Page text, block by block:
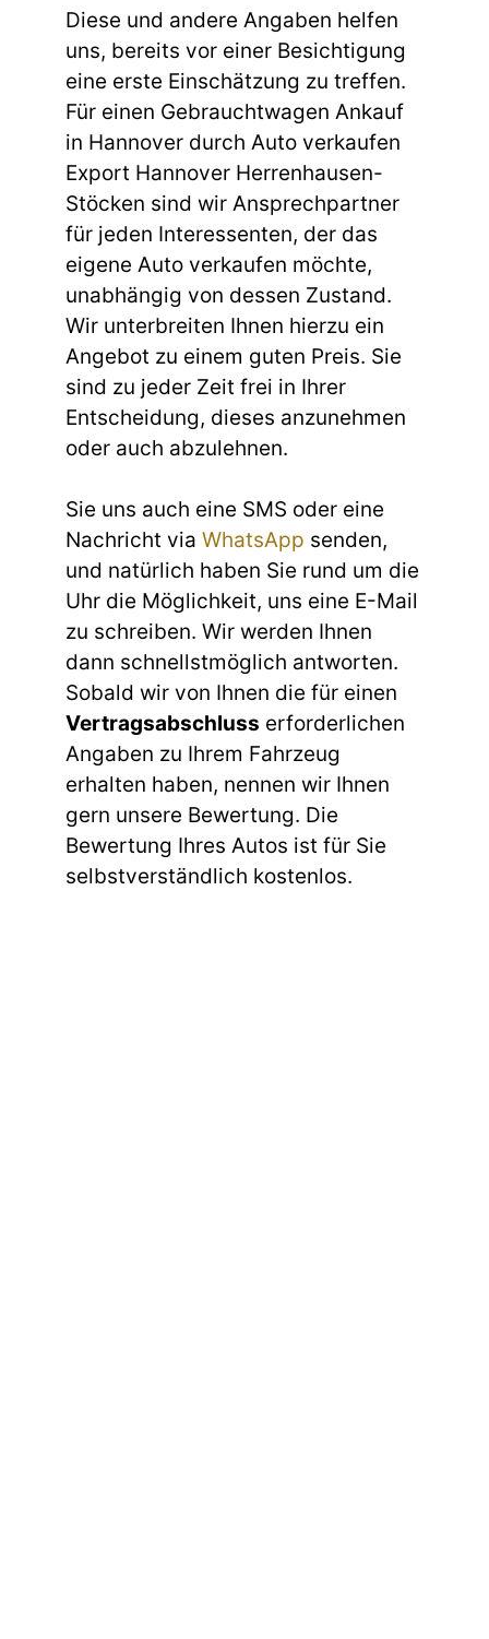
Diese und andere Angaben helfen
uns, bereits vor einer Besichtigung
eine erste Einschätzung zu treffen.
Für einen Gebrauchtwagen Ankauf
in Hannover durch Auto verkaufen
Export Hannover Herrenhausen-
Stöcken sind wir Ansprechpartner
für jeden Interessenten, der das
eigene Auto verkaufen möchte,
unabhängig von dessen Zustand.
Wir unterbreiten Ihnen hierzu ein
Angebot zu einem guten Preis. Sie
sind zu jeder Zeit frei in Ihrer
Entscheidung, dieses anzunehmen
oder auch abzulehnen.
Sie uns auch eine SMS oder eine
Nachricht via WhatsApp senden,
und natürlich haben Sie rund um die
Uhr die Möglichkeit, uns eine E-Mail
zu schreiben. Wir werden Ihnen
dann schnellstmöglich antworten.
Sobald wir von Ihnen die für einen
Vertragsabschluss erforderlichen
Angaben zu Ihrem Fahrzeug
erhalten haben, nennen wir Ihnen
gern unsere Bewertung. Die
Bewertung Ihres Autos ist für Sie
selbstverständlich kostenlos.